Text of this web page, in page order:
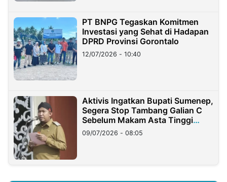
PT BNPG Tegaskan Komitmen
Investasi yang Sehat di Hadapan
DPRD Provinsi Gorontalo
12/07/2026 - 10:40
Aktivis Ingatkan Bupati Sumenep,
Segera Stop Tambang Galian C
Sebelum Makam Asta Tinggi
Longsor
09/07/2026 - 08:05